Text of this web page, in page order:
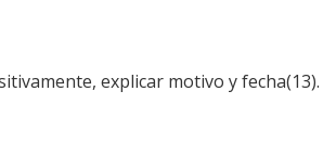
explicar motivo y fecha(13).